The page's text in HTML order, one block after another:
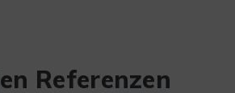
Referenzen